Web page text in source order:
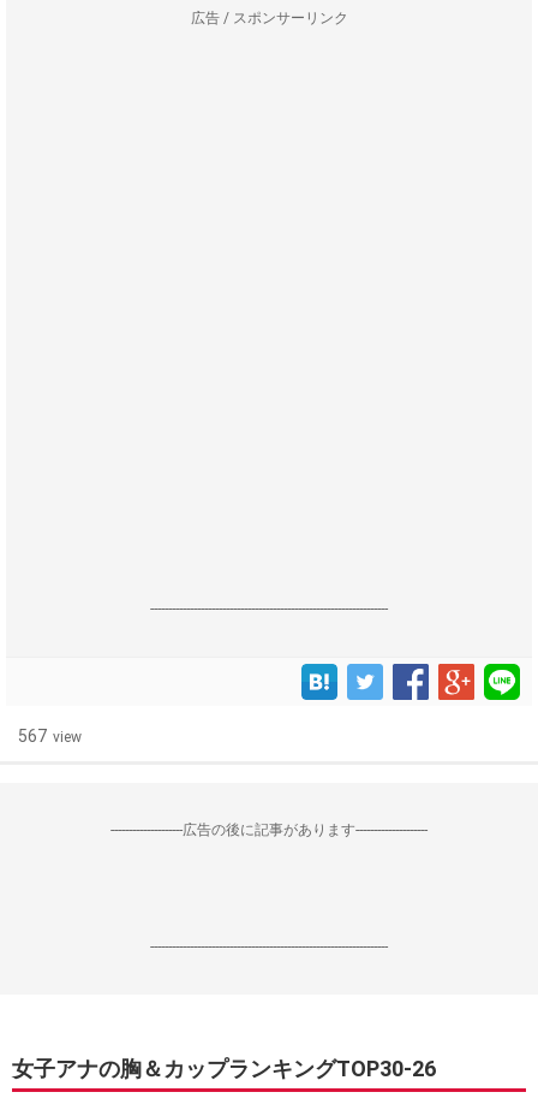
広告 / スポンサーリンク
------------------------------------------------------------------
567 view
--------------------広告の後に記事があります--------------------
------------------------------------------------------------------
女子アナの胸＆カップランキングTOP30-26